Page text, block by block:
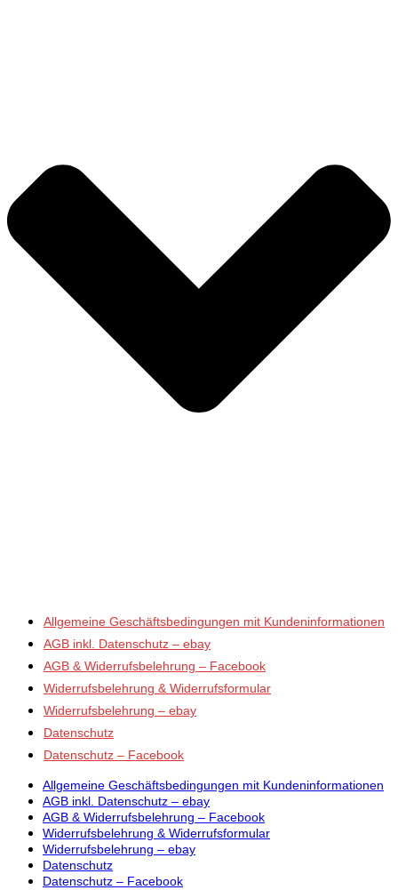
Allgemeine Geschäftsbedingungen mit Kundeninformationen
AGB inkl. Datenschutz – ebay
AGB & Widerrufsbelehrung – Facebook
Widerrufsbelehrung & Widerrufsformular
Widerrufsbelehrung – ebay
Datenschutz
Datenschutz – Facebook
Allgemeine Geschäftsbedingungen mit Kundeninformationen
AGB inkl. Datenschutz – ebay
AGB & Widerrufsbelehrung – Facebook
Widerrufsbelehrung & Widerrufsformular
Widerrufsbelehrung – ebay
Datenschutz
Datenschutz – Facebook